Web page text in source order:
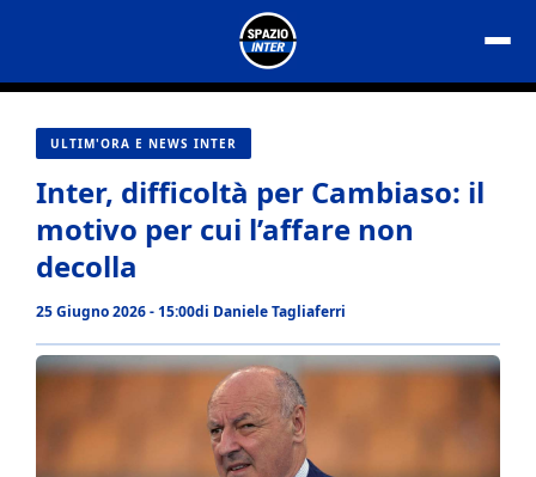
contenuto
ULTIM'ORA E NEWS INTER
Inter, difficoltà per Cambiaso: il
motivo per cui l’affare non
decolla
25 Giugno 2026 - 15:00di Daniele Tagliaferri